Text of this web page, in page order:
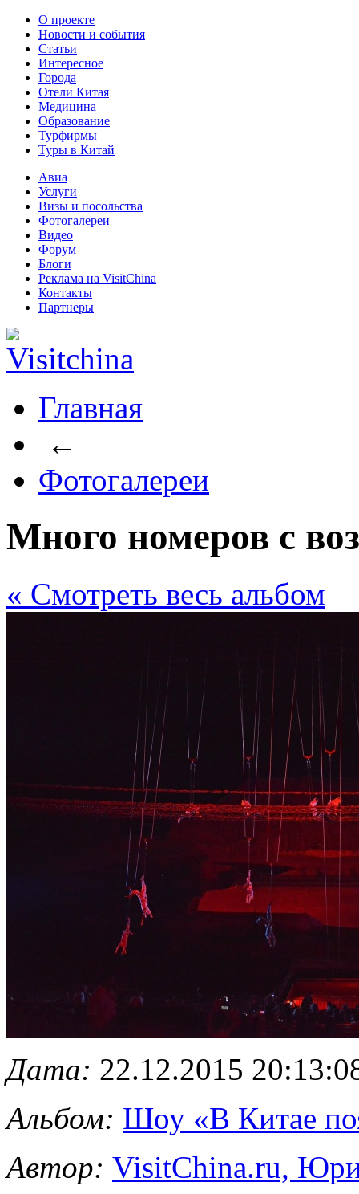
О проекте
Новости и события
Статьи
Интересное
Города
Отели Китая
Медицина
Образование
Турфирмы
Туры в Китай
Авиа
Услуги
Визы и посольства
Фотогалереи
Видео
Форум
Блоги
Реклама на VisitChina
Контакты
Партнеры
Главная
←
Фотогалереи
Много номеров с
« Cмотреть весь альбом
Дата: 22.12.2015
Альбом: Шоу «В Китае
Автор: VisitChina.ru,